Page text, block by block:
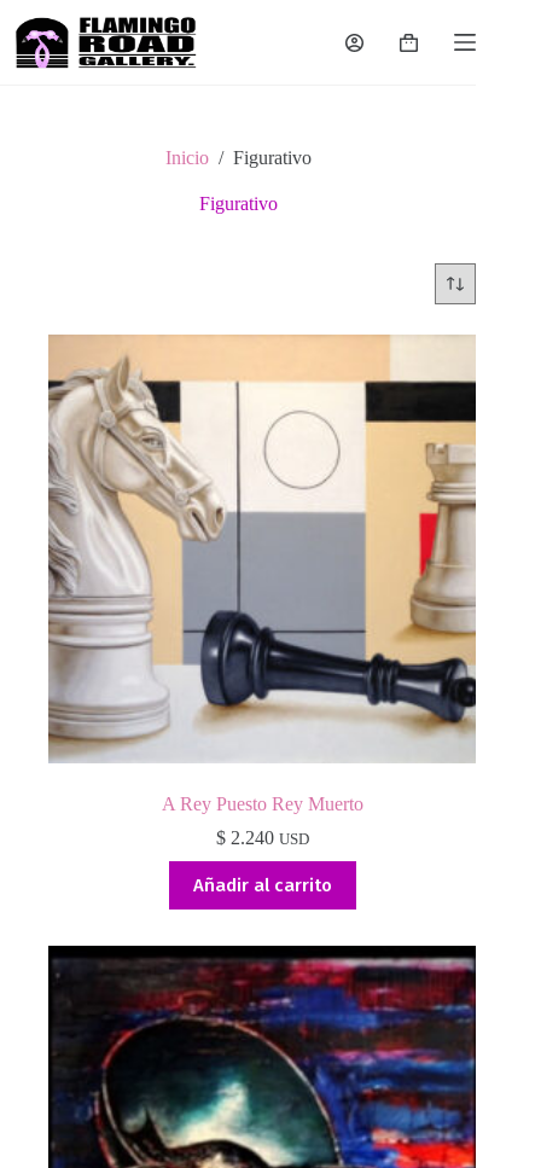
contenido
Carro
Inicio / Figurativo
Figurativo
A Rey Puesto Rey Muerto
$2.240 USD
Añadir al carrito